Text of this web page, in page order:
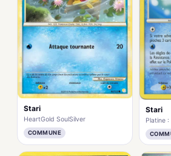
Stari
HeartGold SoulSilver
COMMUNE
Stari
Platine